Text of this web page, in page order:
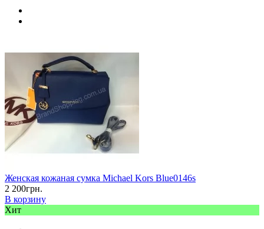
Женская кожаная сумка Michael Kors Blue0146s
2 200грн.
В корзину
Хит